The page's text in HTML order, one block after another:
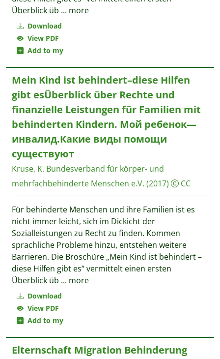
Download
View PDF
Add to my
Überblick üb ... more
Download
View PDF
Add to my
Mein Kind ist behindert–diese Hilfen
gibt esÜberblick über Rechte und
finanzielle Leistungen für Familien mit
behinderten Kindern. Мой ребенок—
инвалид.Какие виды помощи
существуют
Kruse, K. Bundesverband für körper- und
mehrfachbehinderte Menschen e.V. (2017) CC
Für behinderte Menschen und ihre Familien ist es
nicht immer leicht, sich im Dickicht der
Sozialleistungen zu Recht zu finden. Kommen
sprachliche Probleme hinzu, entstehen weitere
Barrieren. Die Broschüre „Mein Kind ist behindert –
diese Hilfen gibt es“ vermittelt einen ersten
Überblick üb ... more
Elternschaft Migration Behinderung